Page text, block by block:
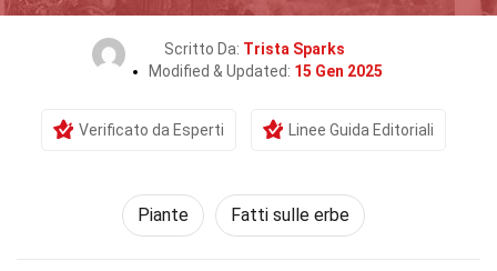
Scritto Da: Trista Sparks
Modified & Updated: 15 Gen 2025
Verificato da Esperti Linee Guida Editoriali
Piante Fatti sulle erbe